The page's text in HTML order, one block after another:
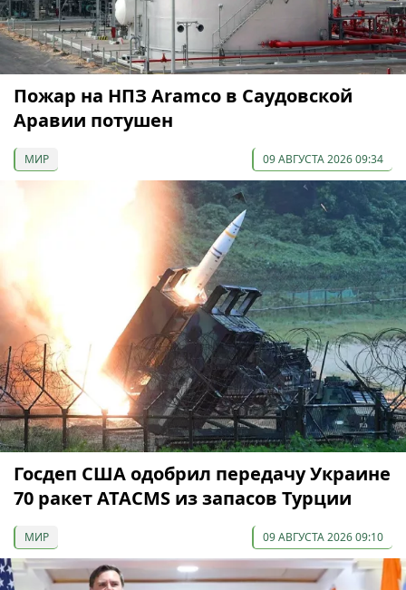
Пожар на НПЗ Aramco в Саудовской
Аравии потушен
МИР 09 АВГУСТА 2026 09:34
Госдеп США одобрил передачу Украине
70 ракет ATACMS из запасов Турции
МИР 09 АВГУСТА 2026 09:10